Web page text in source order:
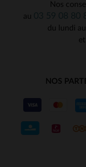
Nos
au
du lundi
NOS